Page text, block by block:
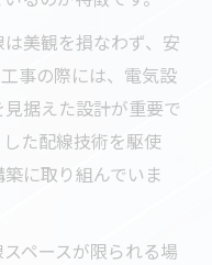
線メリット実例
設計ポイント
配線設計の基本
事の役割を解説
線の最適ルート
美観を損なわず、安
事の際には、電気設
据えた設計が重要で
た配線技術を駆使
に取り組んでいま
ペースが限られる場